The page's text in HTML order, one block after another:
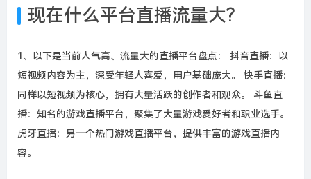
现在什么平台直播流量大?
1、以下是当前人气高、流量大的直播平台盘点： 抖音直播：以
短视频内容为主，深受年轻人喜爱，用户基础庞大。 快手直播：
同样以短视频为核心，拥有大量活跃的创作者和观众。 斗鱼直
播：知名的游戏直播平台，聚集了大量游戏爱好者和职业选手。
虎牙直播：另一个热门游戏直播平台，提供丰富的游戏直播内
容。